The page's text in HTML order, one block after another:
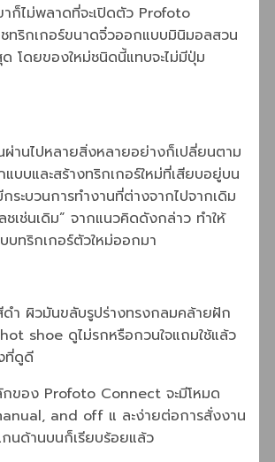
าก็ไม่พลาดที่จะเปิดตัว Profoto
ริกเกอร์ขนาดจิ๋วออกแบบมินิมอลสวน
โดยของใหม่ชนิดนี้แทบจะไม่มีปุ่ม
นผ่านไปหลายสิ่งหลายอย่างก็เปลี่ยนตาม
บบและสร้างทริกเกอร์ใหม่ที่เสียบอยู่บน
ะบวนการทำงานที่ต่างจากไปจากเดิม
เช่นเดิม” จากแนวคิดดังกล่าว ทำให้
ทริกเกอร์ตัวใหม่ออกมา
ผิวมันขลับรูปร่างทรงกลมคล้ายฝัก
shoe ดูไม่รกหรือกวนใจแถมใช้แล้ว
ที่ดูดี
ของ Profoto Connect จะมีโหมด
and off แ ละง่ายต่อการสั่งงาน
นด้านบนก็เรียบร้อยแล้ว